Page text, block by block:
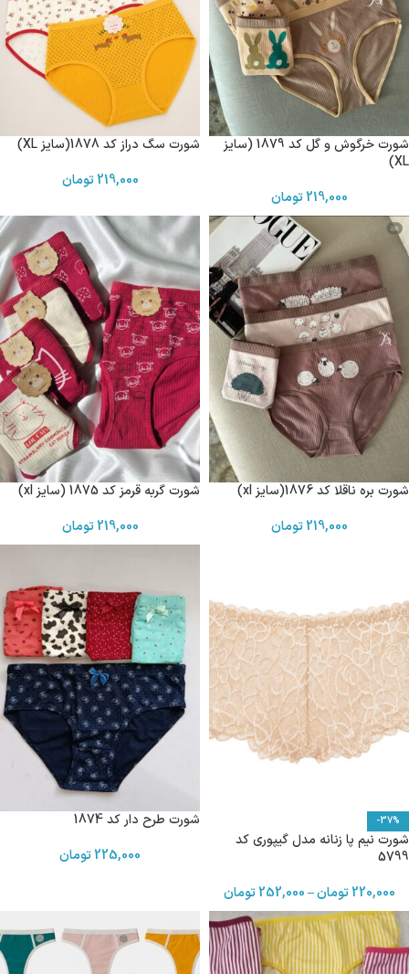
شورت خرگوش و گل کد 1879 (سایز
XL)
219,000 تومان
شورت سگ دراز کد 1878(سایز XL)
219,000 تومان
شورت بره ناقلا کد 1876(سایز xl)
219,000 تومان
شورت گربه قرمز کد 1875 (سایز xl)
219,000 تومان
-37%
شورت نیم پا زنانه مدل گیپوری کد
5799
220,000 تومان–
252,000 تومان
شورت طرح دار کد 1874
225,000تومان